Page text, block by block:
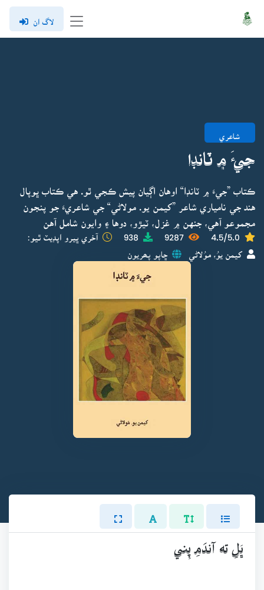
لاگ ان
شاعري
جيءَ ۾ ٽانڊا
ڪتاب ”جيءَ ۾ ٽانڊا“ اوهان اڳيان پيش ڪجي ٿو. هي ڪتاب ڀوپال
هند جي نامياري شاعر ”کيمن يو. مولاڻي“ جي شاعريءَ جو پنجون
مجموعو آهي، جنهن ۾ غزل، ٽيڙو، دوها ۽ وايون شامل آهن
4.5/5.0
9287
938 آخري ڀيرو اپڊيٽ ٿيو:
کيمن يوُ، موُلاڻي ڇاپو پھريون
ڀَلِ ته آندَمِ پِني